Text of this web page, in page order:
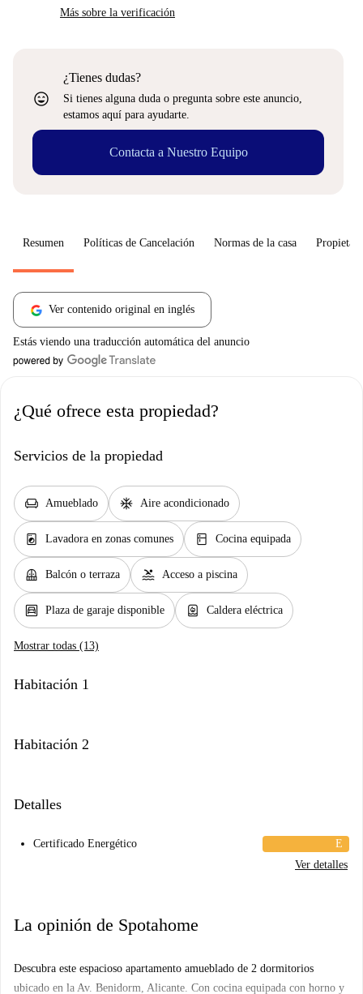
Más sobre la verificación
sentiment_very_satisfied
¿Tienes dudas?
Si tienes alguna duda o pregunta sobre este anuncio,
estamos aquí para ayudarte.
Contacta a Nuestro Equipo
Resumen Políticas de Cancelación Normas de la casa
Ver contenido original en inglés
Estás viendo una traducción automática del anuncio
¿Qué ofrece esta propiedad?
Servicios de la propiedad
chair Amueblado ac_unit Aire acondicionado
local_laundry_service Lavadora en zonas comunes kitchen Cocina equipada
balcony Balcón o terraza pool Acceso a piscina
garage Plaza de garaje disponible water_heater Caldera eléctrica
Mostrar todas (13)
Habitación 1
Habitación 2
Detalles
Certificado Energético
E
Ver detalles
La opinión de Spotahome
Descubra este espacioso apartamento amueblado de 2 dormitorios
ubicado en la Av. Benidorm, Alicante. Con cocina equipada con horno y